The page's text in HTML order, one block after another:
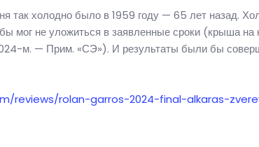
так холодно было в 1959 году — 65 лет назад.
мог не уложиться в заявленные сроки (крыша на
м. — Прим. «СЭ»). И результаты были бы
reviews/rolan-garros-2024-final-alkaras-